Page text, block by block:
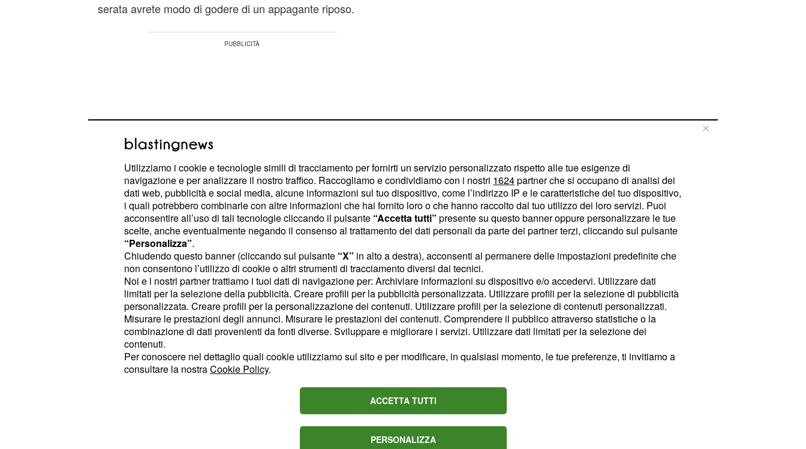
serata avrete modo di godere di un appagante riposo.
l'ultimo periodo si sta rilevando particolarmente
stressante, siete stanchi, fino a sentire di non farcela più.
Necessitate di una tregua, di una pausa rigenerante:
sognate posti esotici ma, per il momento, si tratta di desideri
irrealizzabili. Lunedì l'oroscopo vi riserverà dei buoni
auspici.
Gemelli:siete impazienti di ricevere una risposta che
aspettate da tempo. Siate fiduciosi: a partire da lunedì,
potrebbero esserci alcune novità che potranno favorire la
lunedì giornata non molto promettente. Riparatevi
Utilizziamo i cookie e tecnologie simili di tracciamento per fornirti un servizio personalizzato rispetto alle tue esigenze di
navigazione e per analizzare il nostro traffico. Raccogliamo e condividiamo con i nostri 1624partner che si occupano di analisi dei
dati web, pubblicità e social media, alcune informazioni sul tuo dispositivo, come l’indirizzo IP e le caratteristiche del tuo dispositivo,
i quali potrebbero combinarle con altre informazioni che hai fornito loro o che hanno raccolto dal tuo utilizzo dei loro servizi. Puoi
acconsentire all’uso di tali tecnologie cliccando il pulsante “Accetta tutti” presente su questo banner oppure personalizzare le tue
scelte, anche eventualmente negando il consenso al trattamento dei dati personali da parte dei partner terzi, cliccando sul pulsante
“Personalizza”.
Chiudendo questo banner (cliccando sul pulsante “X” in alto a destra), acconsenti al permanere delle impostazioni predefinite che
non consentono l’utilizzo di cookie o altri strumenti di tracciamento diversi dai tecnici.
Noi e i nostri partner trattiamo i tuoi dati di navigazione per: Archiviare informazioni su dispositivo e/o accedervi. Utilizzare dati
limitati per la selezione della pubblicità. Creare profili per la pubblicità personalizzata. Utilizzare profili per la selezione di pubblicità
personalizzata. Creare profili per la personalizzazione dei contenuti. Utilizzare profili per la selezione di contenuti personalizzati.
Misurare le prestazioni degli annunci. Misurare le prestazioni dei contenuti. Comprendere il pubblico attraverso statistiche o la
combinazione di dati provenienti da fonti diverse. Sviluppare e migliorare i servizi. Utilizzare dati limitati per la selezione dei
contenuti.
Per conoscere nel dettaglio quali cookie utilizziamo sul sito e per modificare, in qualsiasi momento, le tue preferenze, ti invitiamo a
consultare la nostraCookie Policy.
ACCETTA TUTTI
PERSONALIZZA